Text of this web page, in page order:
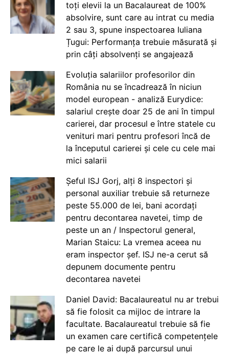
toți elevii la un Bacalaureat de 100%
absolvire, sunt care au intrat cu media
2 sau 3, spune inspectoarea Iuliana
Țugui: Performanța trebuie măsurată și
prin câți absolvenți se angajează
Evoluția salariilor profesorilor din
România nu se încadrează în niciun
model european - analiză Eurydice:
salariul crește doar 25 de ani în timpul
carierei, dar procesul e între statele cu
venituri mari pentru profesori încă de
la începutul carierei și cele cu cele mai
mici salarii
Șeful ISJ Gorj, alți 8 inspectori și
personal auxiliar trebuie să returneze
peste 55.000 de lei, bani acordați
pentru decontarea navetei, timp de
peste un an / Inspectorul general,
Marian Staicu: La vremea aceea nu
eram inspector șef. ISJ ne-a cerut să
depunem documente pentru
decontarea navetei
Daniel David: Bacalaureatul nu ar trebui
să fie folosit ca mijloc de intrare la
facultate. Bacalaureatul trebuie să fie
un examen care certifică competențele
pe care le ai după parcursul unui